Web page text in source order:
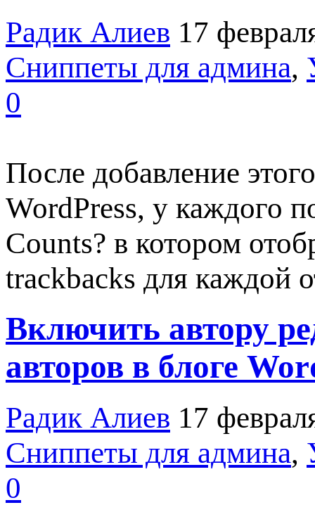
Радик Алиев 17
Сниппеты для админа,
0
После добавление
WordPress, у каждого
Counts? в котором
trackbacks для каждой
Включить автору
авторов в блоге
Радик Алиев 17
Сниппеты для админа,
0